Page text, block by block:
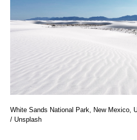
White Sands National Park, New Mexico,
/ Unsplash